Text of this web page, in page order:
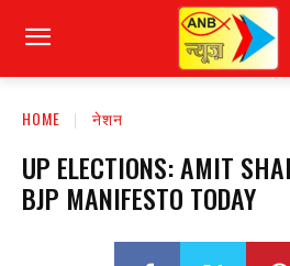
HOME नेशन
UP ELECTIONS: AMIT
BJP MANIFESTO TODAY